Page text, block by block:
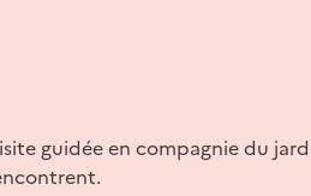
guidée en compagnie du